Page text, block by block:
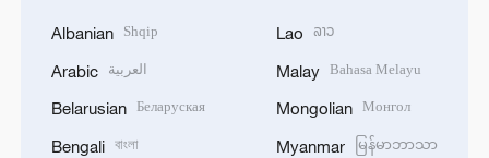
Albanian Shqip
Arabic العربية
Belarusian Беларуская
Bengali বাংলা
Lao ລາວ
Malay Bahasa Melayu
Mongolian Монгол
Myanmar မြန်မာဘာသာ